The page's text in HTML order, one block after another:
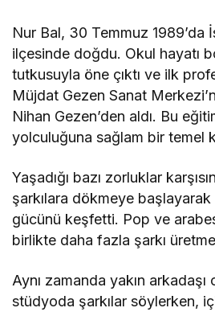
Nur Bal, 30 Temmuz 1989’da
ilçesinde doğdu. Okul hayatı
tutkusuyla öne çıktı ve ilk
Müjdat Gezen Sanat
Nihan Gezen’den aldı. Bu
yolculuğuna sağlam bir temel
Yaşadığı bazı zorluklar
şarkılara dökmeye
gücünü keşfetti. Pop ve
birlikte daha fazla şarkı
Aynı zamanda yakın arkadaşı
stüdyoda şarkılar söylerken,